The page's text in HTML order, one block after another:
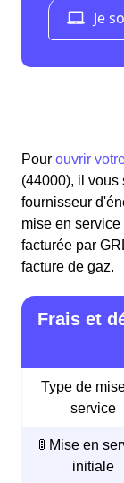
Pour ouvrir
(44000), il vous
fournisseur
mise en
facturée par
facture de gaz.
Frais et
Type de
service
🚦 Mise en
initiale